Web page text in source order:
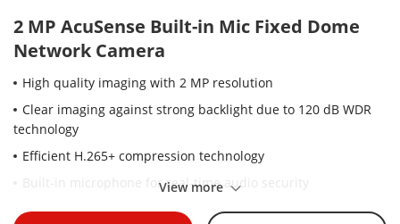
2 MP AcuSense Built-in Mic Fixed Dome
Network Camera
High quality imaging with 2 MP resolution
Clear imaging against strong backlight due to 120 dB WDR
technology
Efficient H.265+ compression technology
Built-in microphone for real-time audio security
Focus on human and vehicle targets classification based on
View more